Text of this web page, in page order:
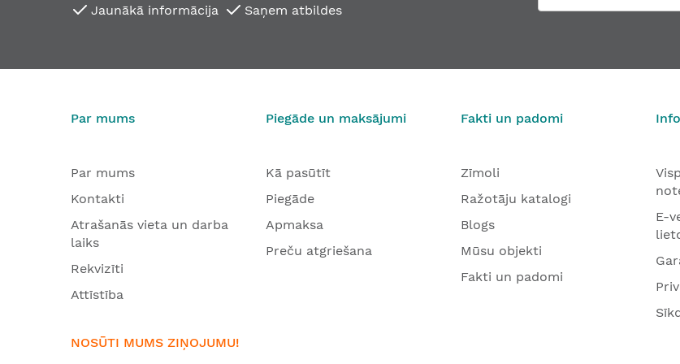
No 3,15 € 6,28 €
Jaunākā informācija Saņem atbildes
Par mums
Par mums
Kontakti
Atrašanās vieta un darba
laiks
Rekvizīti
Attīstība
NOSŪTI MUMS ZIŅOJUMU!
Piegāde un maksājumi
Kā pasūtīt
Piegāde
Apmaksa
Preču atgriešana
Fakti un padomi
Zīmoli
Ražotāju katalogi
Blogs
Mūsu objekti
Fakti un padomi
E-